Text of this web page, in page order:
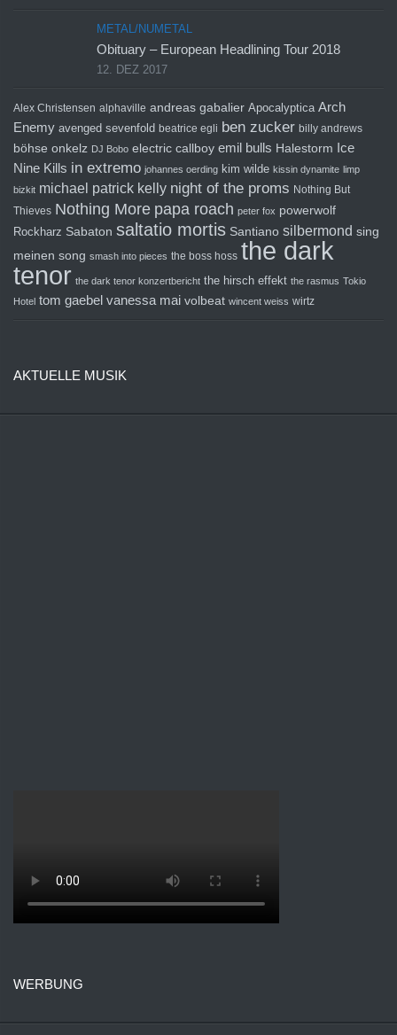
METAL/NUMETAL
Obituary – European Headlining Tour 2018
12. DEZ 2017
Alex Christensen alphaville andreas gabalier Apocalyptica Arch
Enemy avenged sevenfold beatrice egli ben zucker billy andrews
böhse onkelz DJ Bobo electric callboy emil bulls Halestorm Ice
Nine Kills in extremo johannes oerding kim wilde kissin dynamite limp
bizkit michael patrick kelly night of the proms Nothing But
Thieves Nothing More papa roach peter fox powerwolf
Rockharz Sabaton saltatio mortis Santiano silbermond sing
meinen song smash into pieces the boss hoss the dark
tenor the dark tenor konzertbericht the hirsch effekt the rasmus Tokio
Hotel tom gaebel vanessa mai volbeat wincent weiss wirtz
AKTUELLE MUSIK
WERBUNG